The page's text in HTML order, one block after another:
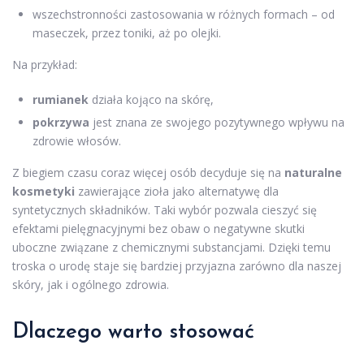
wszechstronności zastosowania w różnych formach – od
maseczek, przez toniki, aż po olejki.
Na przykład:
rumianek działa kojąco na skórę,
pokrzywa jest znana ze swojego pozytywnego wpływu na
zdrowie włosów.
Z biegiem czasu coraz więcej osób decyduje się na naturalne
kosmetyki zawierające zioła jako alternatywę dla
syntetycznych składników. Taki wybór pozwala cieszyć się
efektami pielęgnacyjnymi bez obaw o negatywne skutki
uboczne związane z chemicznymi substancjami. Dzięki temu
troska o urodę staje się bardziej przyjazna zarówno dla naszej
skóry, jak i ogólnego zdrowia.
Dlaczego warto stosować